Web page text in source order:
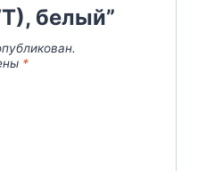
белый”
*